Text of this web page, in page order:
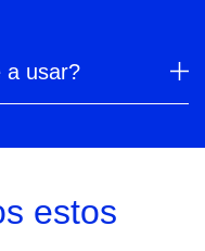
a usar?
estos